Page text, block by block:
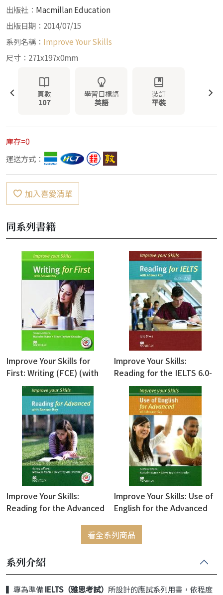
出版社： Macmillan Education
出版日期：2014/07/15
系列名稱： Improve Your Skills
尺寸：271x197x0mm
頁數
107
學習目標語
英語
裝訂
平裝
庫存=0
運送方式：
加入喜愛清單
同系列書籍
Improve Your Skills for
First: Writing (FCE) (with
Macmillan Practice
online+Ans. Key) (密碼一經
刮開恕不退換) (絕版售完為
Improve Your Skills:
Reading for the IELTS 6.0-
7.5 (with Answer Key ) (絕
版售完為止)
Improve Your Skills:
Reading for the Advanced
Improve Your Skills: Use of
English for the Advanced
(絕版售完為止)
看全系列商品
系列介紹
▍專為準備IELTS（雅思考試） 所設計的應試系列用書，依程度